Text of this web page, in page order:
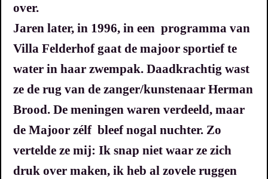
over.
Jaren later, in 1996, in een programma van
Villa Felderhof gaat de majoor sportief te
water in haar zwempak. Daadkrachtig wast
ze de rug van de zanger/kunstenaar Herman
Brood. De meningen waren verdeeld, maar
de Majoor zélf bleef nogal nuchter. Zo
vertelde ze mij: Ik snap niet waar ze zich
druk over maken, ik heb al zovele ruggen